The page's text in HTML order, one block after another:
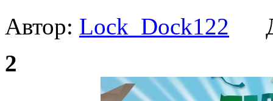
Автор: Lock_Dock122
2